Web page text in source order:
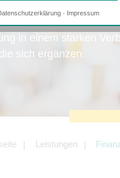
in einem starken
sich ergänzen
Leistungen
Notwendige Cookies
Diese Cookies sind erforderlich, um die
grundlegende Funktionalität der Website
zu sichern.
Angebotes einschließlich der
Angeboten von z.B. Facebook und
LinkedIn.
· Impressum